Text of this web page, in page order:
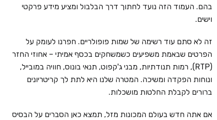
מונדיאל 2026 הימורים
בלאקג'ק אונליין
בקרה אונליין
וידאו פוקר
בונוסים בקזינו אונליין
קזינו קריפטו
קזינו PayPal
בהם. העמוד הזה נועד לחתוך דרך הבלבול ומציע מידע פרקטי
וישים.
זה לא סתם עוד רשימה של שמות פופולריים. חפרנו לעומק על
הפרטים שבאמת משפיעים כשמשחקים בכסף אמיתי – אחוזי החזר
(RTP), רמות תנודתיות, מבני ג'קפוט, תנאי בונוס, חוויה במובייל,
ונוחות הפקדה ומשיכה. המטרה שלנו היא לתת לך קריטריונים
ברורים לקבלת החלטות מושכלות.
אם אתה חדש בעולם המכונות מזל, תמצא כאן הסברים על הבסיס